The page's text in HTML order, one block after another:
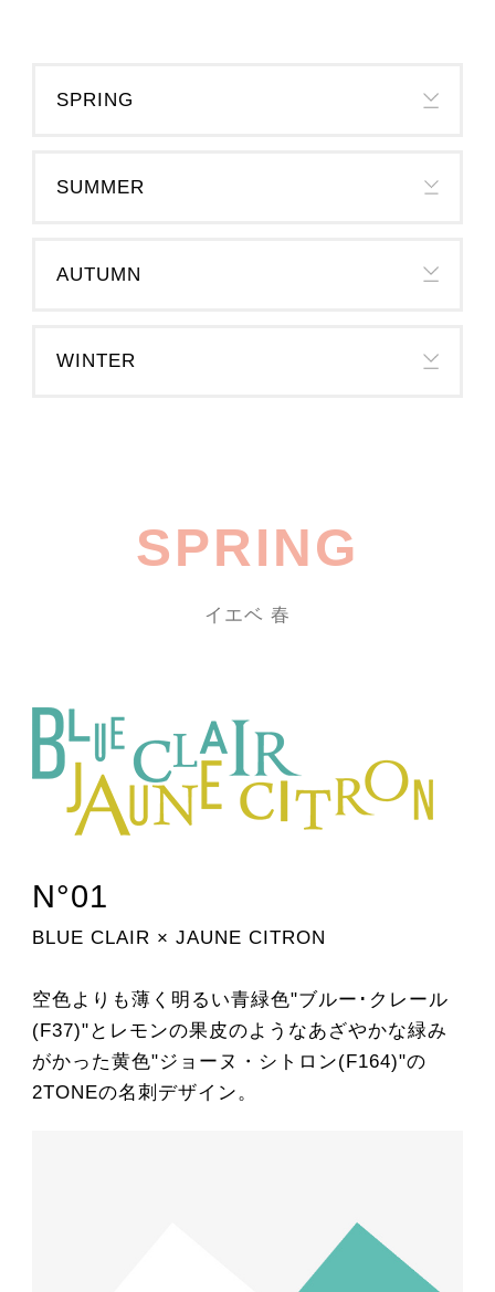
SPRING
SUMMER
AUTUMN
WINTER
SPRING
イエベ 春
N°01
BLUE CLAIR × JAUNE CITRON
空色よりも薄く明るい青緑色"ブルー･クレール
(F37)"とレモンの果皮のようなあざやかな緑み
がかった黄色"ジョーヌ・シトロン(F164)"の
2TONEの名刺デザイン。